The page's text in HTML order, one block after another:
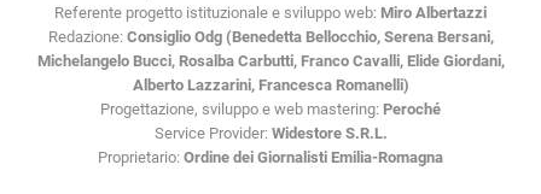
Referente progetto istituzionale e sviluppo web: Miro Albertazzi
Redazione: Consiglio Odg (Benedetta Bellocchio, Serena Bersani,
Michelangelo Bucci, Rosalba Carbutti, Franco Cavalli, Elide Giordani,
Alberto Lazzarini, Francesca Romanelli)
Progettazione, sviluppo e web mastering: Peroché
Service Provider: Widestore S.R.L.
Proprietario: Ordine dei Giornalisti Emilia-Romagna